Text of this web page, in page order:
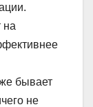
на
бывает
не